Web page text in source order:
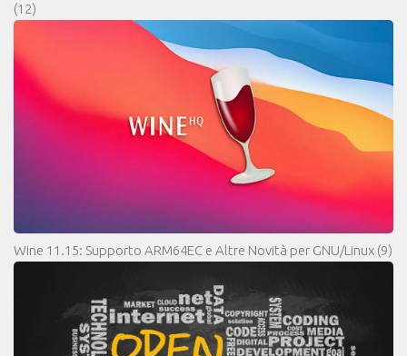
(12)
Wine 11.15: Supporto ARM64EC e Altre Novità per GNU/Linux (9)